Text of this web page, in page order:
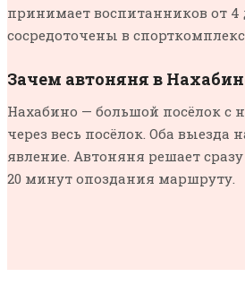
принимает воспитанников от
сосредоточены в
Зачем автоняня в
Нахабино — большой посёлок
через весь посёлок. Оба
явление. Автоняня решает
20 минут опоздания маршруту.